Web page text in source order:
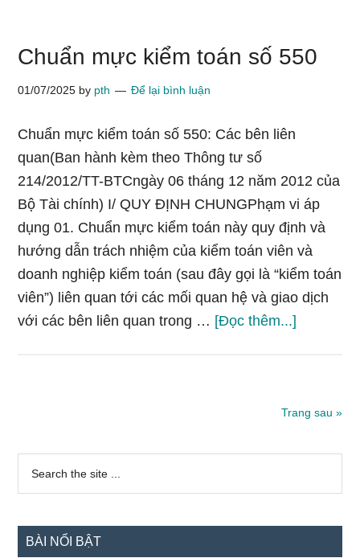
số
Chuẩn mực kiểm toán số 550
01/07/2025 by pth Để lại bình luận
Chuẩn mực kiểm toán số 550: Các bên liên
quan(Ban hành kèm theo Thông tư số
214/2012/TT-BTCngày 06 tháng 12 năm 2012 của
Bộ Tài chính) I/ QUY ĐỊNH CHUNGPhạm vi áp
dụng 01. Chuẩn mực kiểm toán này quy định và
hướng dẫn trách nhiệm của kiểm toán viên và
doanh nghiệp kiểm toán (sau đây gọi là “kiểm toán
viên”) liên quan tới các mối quan hệ và giao dịch
với các bên liên quan trong … [Đọc thêm...]
số
Trang sau »
Sidebar
chính
...
BÀI NỔI BẬT